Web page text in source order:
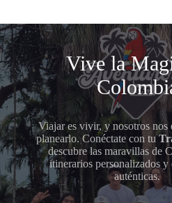
Vive la
Viajar es vivir, y nosotros nos
planearlo. Conéctate con tu
descubre las maravillas de
itinerarios personalizados y
auténticas.